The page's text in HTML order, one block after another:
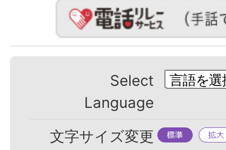
Select
Language
文字サイズ変更 標
拡